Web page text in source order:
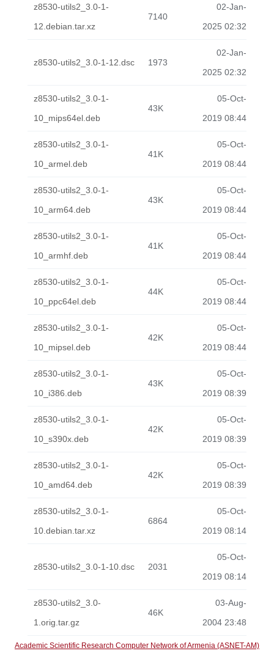
z8530-utils2_3.0-1-
12.debian.tar.xz
7140
02-Jan-
2025 02:32
z8530-utils2_3.0-1-12.dsc 1973
02-Jan-
2025 02:32
z8530-utils2_3.0-1-
10_mips64el.deb
43K
05-Oct-
2019 08:44
z8530-utils2_3.0-1-
10_armel.deb
41K
05-Oct-
2019 08:44
z8530-utils2_3.0-1-
10_arm64.deb
43K
05-Oct-
2019 08:44
z8530-utils2_3.0-1-
10_armhf.deb
41K
05-Oct-
2019 08:44
z8530-utils2_3.0-1-
10_ppc64el.deb
44K
05-Oct-
2019 08:44
z8530-utils2_3.0-1-
10_mipsel.deb
42K
05-Oct-
2019 08:44
z8530-utils2_3.0-1-
10_i386.deb
43K
05-Oct-
2019 08:39
z8530-utils2_3.0-1-
10_s390x.deb
42K
05-Oct-
2019 08:39
z8530-utils2_3.0-1-
10_amd64.deb
42K
05-Oct-
2019 08:39
z8530-utils2_3.0-1-
10.debian.tar.xz
6864
05-Oct-
2019 08:14
z8530-utils2_3.0-1-10.dsc 2031
05-Oct-
2019 08:14
z8530-utils2_3.0-
1.orig.tar.gz
46K
03-Aug-
2004 23:48
Academic Scientific Research Computer Network of Armenia (ASNET-AM)